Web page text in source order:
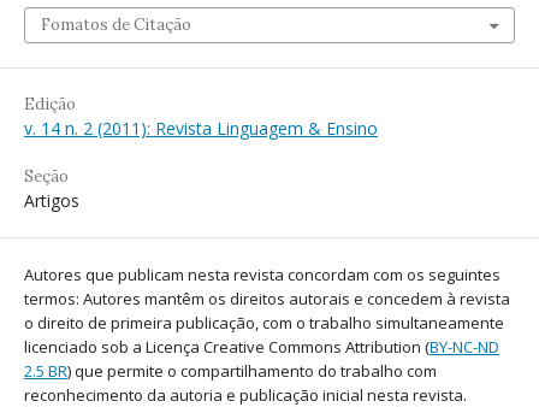
Fomatos de Citação
Edição
v. 14 n. 2 (2011): Revista Linguagem & Ensino
Seção
Artigos
Autores que publicam nesta revista concordam com os seguintes
termos: Autores mantêm os direitos autorais e concedem à revista
o direito de primeira publicação, com o trabalho simultaneamente
licenciado sob a Licença Creative Commons Attribution (BY-NC-ND
2.5 BR) que permite o compartilhamento do trabalho com
reconhecimento da autoria e publicação inicial nesta revista.